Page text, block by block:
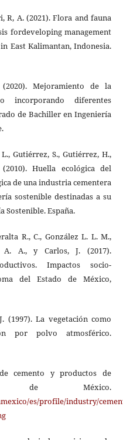
R, A. (2021). Flora and fauna
fordeveloping management
East Kalimantan, Indonesia.
Mejoramiento de la
incorporando diferentes
de Bachiller en Ingeniería
L., Gutiérrez, S., Gutiérrez, H.,
Huella ecológica del
de una industria cementera
sostenible destinadas a su
Sostenible. España.
R., C., González L. L. M.,
A. A., y Carlos, J. (2017).
Impactos socio-
del Estado de México,
(1997). La vegetación como
por polvo atmosférico.
cemento y productos de
de México.
es/profile/industry/